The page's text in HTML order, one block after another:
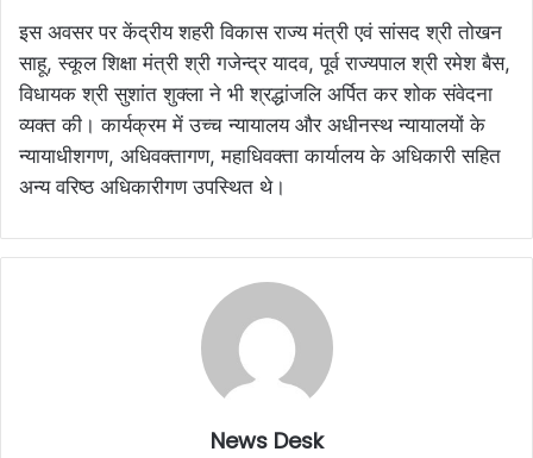
इस अवसर पर केंद्रीय शहरी विकास राज्य मंत्री एवं सांसद श्री तोखन
साहू, स्कूल शिक्षा मंत्री श्री गजेन्द्र यादव, पूर्व राज्यपाल श्री रमेश बैस,
विधायक श्री सुशांत शुक्ला ने भी श्रद्धांजलि अर्पित कर शोक संवेदना
व्यक्त की। कार्यक्रम में उच्च न्यायालय और अधीनस्थ न्यायालयों के
न्यायाधीशगण, अधिवक्तागण, महाधिवक्ता कार्यालय के अधिकारी सहित
अन्य वरिष्ठ अधिकारीगण उपस्थित थे।
News Desk